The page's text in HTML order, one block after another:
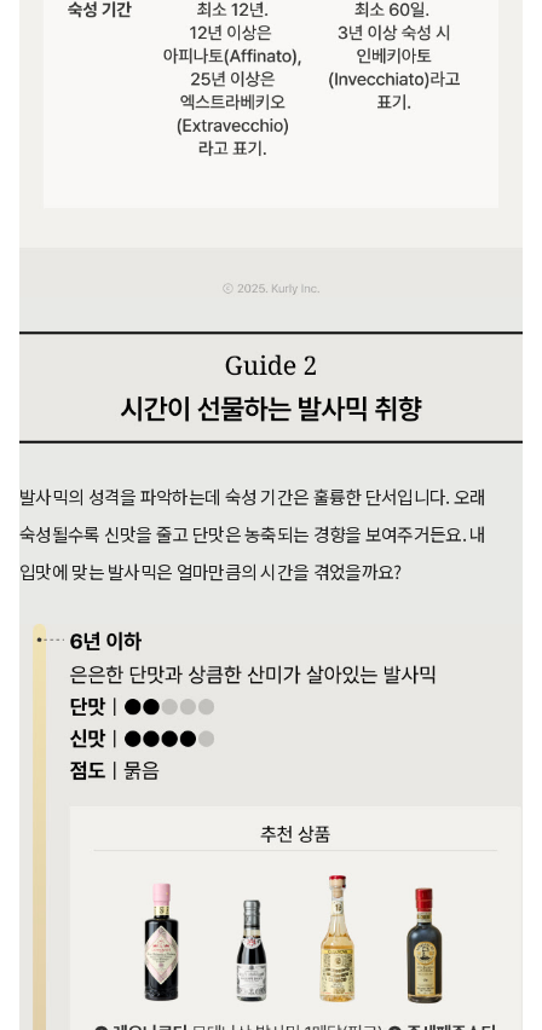
발사믹의 성격을 파악하는데 숙성 기간은 훌륭한 단서입니다. 오래
숙성될수록 신맛을 줄고 단맛은 농축되는 경향을 보여주거든요. 내
입맛에 맞는 발사믹은 얼마만큼의 시간을 겪었을까요?